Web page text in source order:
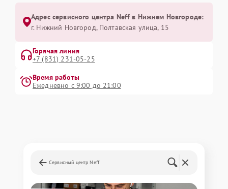
Адрес сервисного центра Neff в Нижнем Новгороде:
г. Нижний Новгород, Полтавская улица, 15
Горячая линия
+7 (831) 231-05-25
Время работы
Ежедневно с 9:00 до 21:00
Сервисный центр Neff